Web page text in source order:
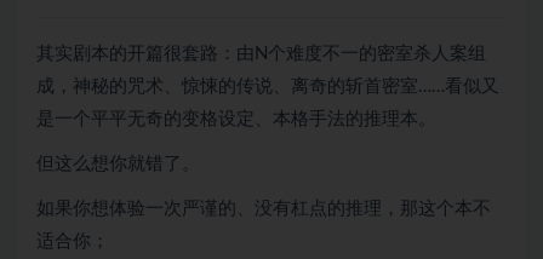
其实剧本的开篇很套路：由N个难度不一的密室杀人案组
成，神秘的咒术、惊悚的传说、离奇的斩首密室……看似又
是一个平平无奇的变格设定、本格手法的推理本。
但这么想你就错了。
如果你想体验一次严谨的、没有杠点的推理，那这个本不
适合你；